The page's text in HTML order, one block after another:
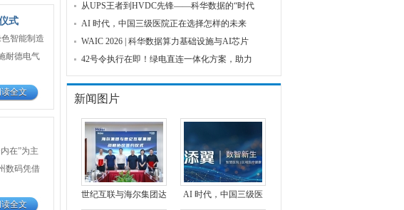
式
智能制造
耐德电气
全文
在”为主
数码凭借
全文
从UPS王者到HVDC先锋——科华数据的“时代
AI 时代，中国三级医院正在选择怎样的未来
WAIC 2026 | 科华数据算力基础设施与AI芯片
42号令执行在即！绿电直连一体化方案，助力
新闻图片
世纪互联与海尔集团达 AI 时代，中国三级医